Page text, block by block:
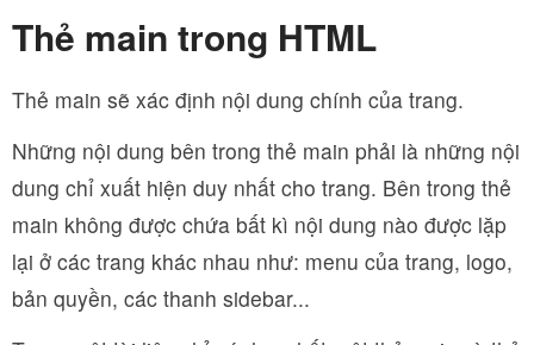
Thẻ main trong HTML
Thẻ main sẽ xác định nội dung chính của trang.
Những nội dung bên trong thẻ main phải là những nội
dung chỉ xuất hiện duy nhất cho trang. Bên trong thẻ
main không được chứa bất kì nội dung nào được lặp
lại ở các trang khác nhau như: menu của trang, logo,
bản quyền, các thanh sidebar...